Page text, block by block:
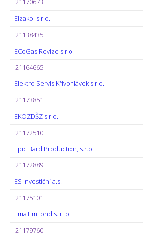
21170673
Elzakol s.r.o.
21138435
ECoGas Revize s.r.o.
21164665
Elektro Servis Křivohlávek s.r.o.
21173851
EKOZDŠZ s.r.o.
21172510
Epic Bard Production, s.r.o.
21172889
ES investiční a.s.
21175101
EmaTimFond s. r. o.
21179760